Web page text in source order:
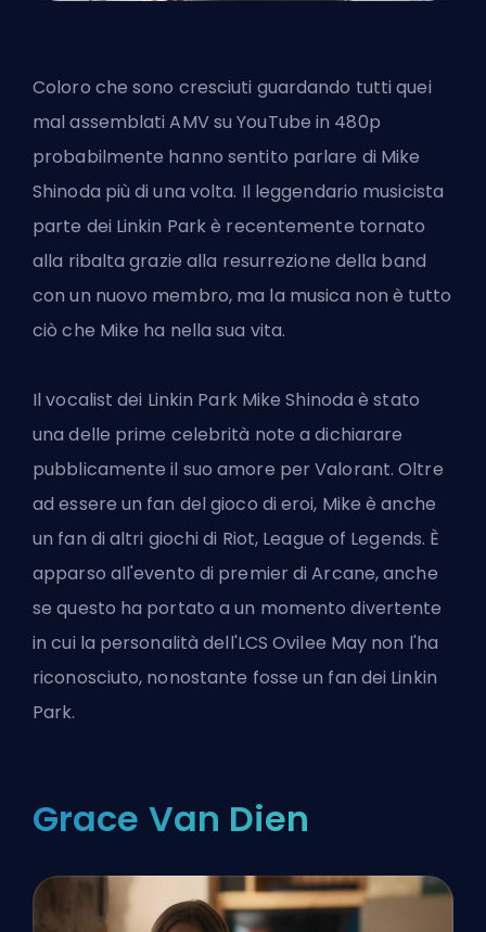
Coloro che sono cresciuti guardando tutti quei
mal assemblati AMV su YouTube in 480p
probabilmente hanno sentito parlare di Mike
Shinoda più di una volta. Il leggendario musicista
parte dei Linkin Park è recentemente tornato
alla ribalta grazie alla resurrezione della band
con un nuovo membro, ma la musica non è tutto
ciò che Mike ha nella sua vita.
Il vocalist dei Linkin Park Mike Shinoda è stato
una delle prime celebrità note a dichiarare
pubblicamente il suo amore per Valorant. Oltre
ad essere un fan del gioco di eroi, Mike è anche
un fan di altri giochi di Riot, League of Legends. È
apparso all'evento di premier di Arcane, anche
se questo ha portato a un momento divertente
in cui la personalità dell'LCS Ovilee May non l'ha
riconosciuto, nonostante fosse un fan dei Linkin
Park.
Grace Van Dien